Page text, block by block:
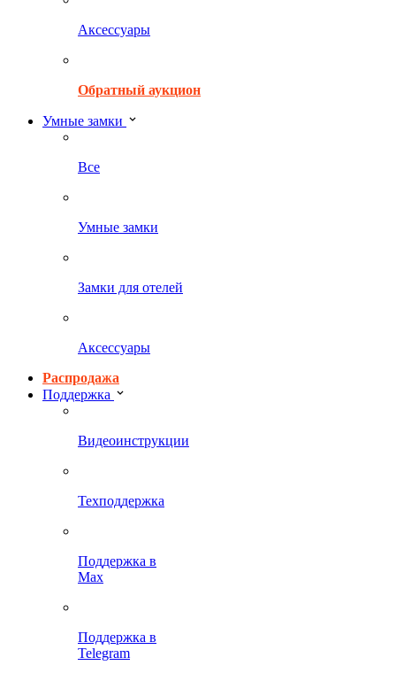
Аксессуары
Обратный аукцион
Умные замки
Все
Умные замки
Замки для отелей
Аксессуары
Распродажа
Поддержка
Видеоинструкции
Техподдержка
Поддержка в
Max
Поддержка в
Telegram